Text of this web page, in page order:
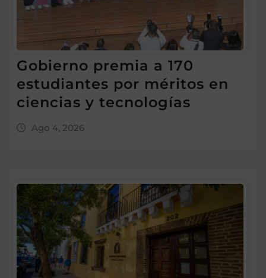
Gobierno premia a 170
estudiantes por méritos en
ciencias y tecnologías
Ago 4, 2026